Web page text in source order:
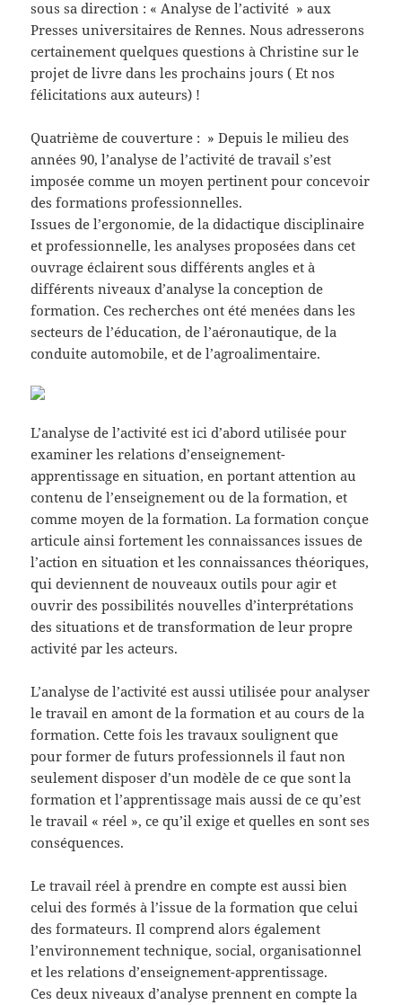
sous sa direction : « Analyse de l’activité » aux
Presses universitaires de Rennes. Nous adresserons
certainement quelques questions à Christine sur le
projet de livre dans les prochains jours ( Et nos
félicitations aux auteurs) !
Quatrième de couverture : » Depuis le milieu des
années 90, l’analyse de l’activité de travail s’est
imposée comme un moyen pertinent pour concevoir
des formations professionnelles.
Issues de l’ergonomie, de la didactique disciplinaire
et professionnelle, les analyses proposées dans cet
ouvrage éclairent sous différents angles et à
différents niveaux d’analyse la conception de
formation. Ces recherches ont été menées dans les
secteurs de l’éducation, de l’aéronautique, de la
conduite automobile, et de l’agroalimentaire.
L’analyse de l’activité est ici d’abord utilisée pour
examiner les relations d’enseignement-
apprentissage en situation, en portant attention au
contenu de l’enseignement ou de la formation, et
comme moyen de la formation. La formation conçue
articule ainsi fortement les connaissances issues de
l’action en situation et les connaissances théoriques,
qui deviennent de nouveaux outils pour agir et
ouvrir des possibilités nouvelles d’interprétations
des situations et de transformation de leur propre
activité par les acteurs.
L’analyse de l’activité est aussi utilisée pour analyser
le travail en amont de la formation et au cours de la
formation. Cette fois les travaux soulignent que
pour former de futurs professionnels il faut non
seulement disposer d’un modèle de ce que sont la
formation et l’apprentissage mais aussi de ce qu’est
le travail « réel », ce qu’il exige et quelles en sont ses
conséquences.
Le travail réel à prendre en compte est aussi bien
celui des formés à l’issue de la formation que celui
des formateurs. Il comprend alors également
l’environnement technique, social, organisationnel
et les relations d’enseignement-apprentissage.
Ces deux niveaux d’analyse prennent en compte la